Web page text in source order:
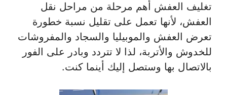
تغليف العفش أهم مرحلة من مراحل نقل
العفش، لأنها تعمل على تقليل نسبة خطورة
تعرض العفش والموبيليا والسجاد والمفروشات
للخدوش والأتربة، لذا لا تتردد وبادر على الفور
بالاتصال بها وستصل إليك أينما كنت.